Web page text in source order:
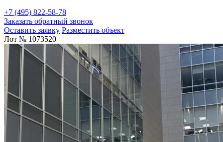
+7 (495) 822-58-78
Заказать обратный звонок
Оставить заявку Разместить объект
Лот № 1073520